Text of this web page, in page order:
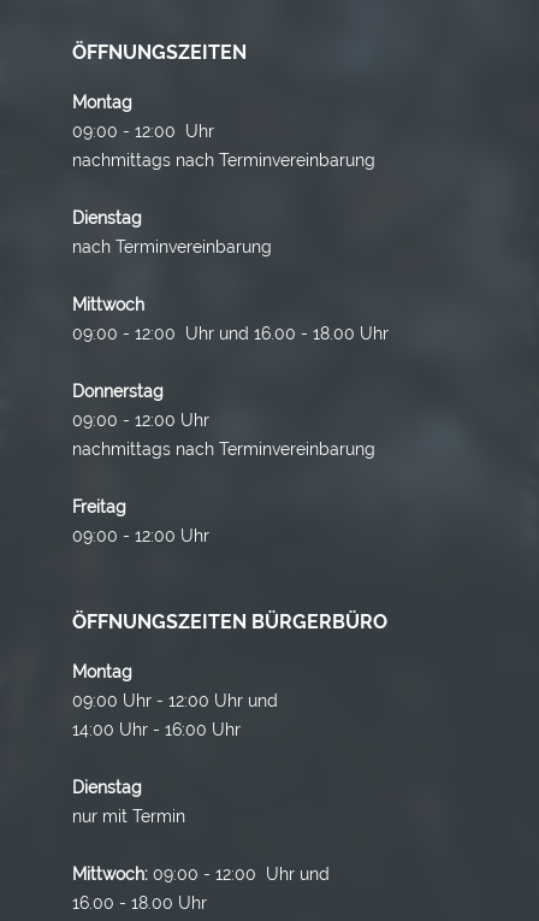
ÖFFNUNGSZEITEN
Montag
09:00 - 12:00 Uhr
nachmittags nach Terminvereinbarung
Dienstag
nach Terminvereinbarung
Mittwoch
09:00 - 12:00 Uhr und 16.00 - 18.00 Uhr
Donnerstag
09:00 - 12:00 Uhr
nachmittags nach Terminvereinbarung
Freitag
09:00 - 12:00 Uhr
ÖFFNUNGSZEITEN BÜRGERBÜRO
Montag
09:00 Uhr - 12:00 Uhr und
14:00 Uhr - 16:00 Uhr
Dienstag
nur mit Termin
Mittwoch: 09:00 - 12:00 Uhr und
16.00 - 18.00 Uhr